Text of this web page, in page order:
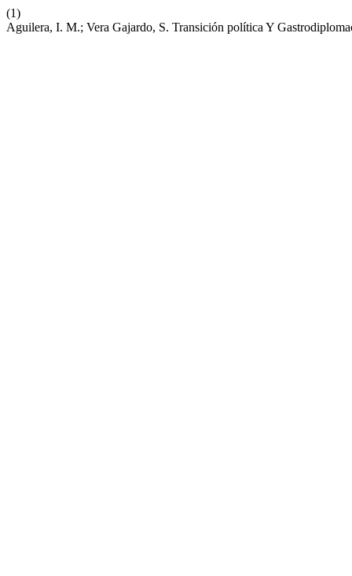
(1)
Aguilera, I. M.; Vera Gajardo, S. Transición política Y